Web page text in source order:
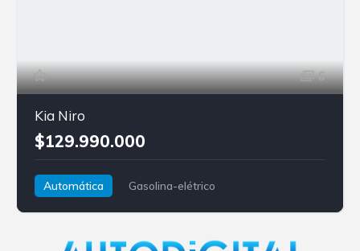
6
Kia Niro
$129.990.000
Automática
Gasolina-elétrico